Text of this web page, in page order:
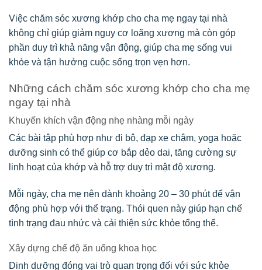
Việc chăm sóc xương khớp cho cha mẹ ngay tại nhà
không chỉ giúp giảm nguy cơ loãng xương mà còn góp
phần duy trì khả năng vận động, giúp cha mẹ sống vui
khỏe và tận hưởng cuộc sống trọn vẹn hơn.
Những cách chăm sóc xương khớp cho cha mẹ
ngay tại nhà
Khuyến khích vận động nhẹ nhàng mỗi ngày
Các bài tập phù hợp như đi bộ, đạp xe chậm, yoga hoặc
dưỡng sinh có thể giúp cơ bắp dẻo dai, tăng cường sự
linh hoạt của khớp và hỗ trợ duy trì mật độ xương.
Mỗi ngày, cha mẹ nên dành khoảng 20 – 30 phút để vận
động phù hợp với thể trạng. Thói quen này giúp hạn chế
tình trạng đau nhức và cải thiện sức khỏe tổng thể.
Xây dựng chế độ ăn uống khoa học
Dinh dưỡng đóng vai trò quan trọng đối với sức khỏe